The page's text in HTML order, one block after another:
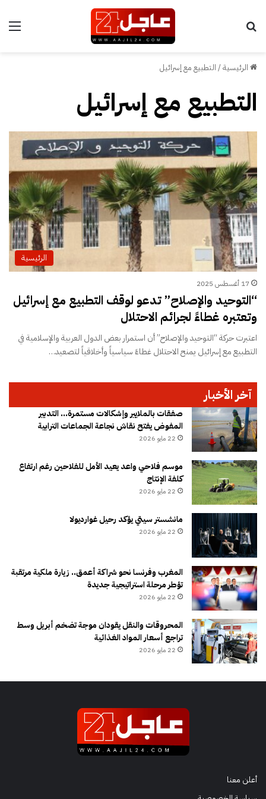
الرئيسية/ التطبيع مع إسرائيل
التطبيع مع إسرائيل
الرئيسية
17 أغسطس 2025
“التوحيد والإصلاح” تدعو لوقف التطبيع مع إسرائيل
وتعتبره غطاءً لجرائم الاحتلال
اعتبرت حركة “التوحيد والإصلاح” أن استمرار بعض الدول العربية والإسلامية في
التطبيع مع إسرائيل يمنح الاحتلال غطاءً سياسياً وأخلاقياً لتصعيد…
آخر الأخبار
صفقات بالملايير وإشكالات مستمرة… التدبير
المفوض يفتح نقاش نجاعة الجماعات الترابية
22 مايو 2026
موسم فلاحي واعد يعيد الأمل للفلاحين رغم ارتفاع
كلفة الإنتاج
22 مايو 2026
مانشستر سيتي يؤكد رحيل غوارديولا
22 مايو 2026
المغرب وفرنسا نحو شراكة أعمق.. زيارة ملكية مرتقبة
تؤطر مرحلة استراتيجية جديدة
22 مايو 2026
المحروقات والنقل يقودان موجة تضخم أبريل وسط
تراجع أسعار المواد الغذائية
22 مايو 2026
أعلن معنا